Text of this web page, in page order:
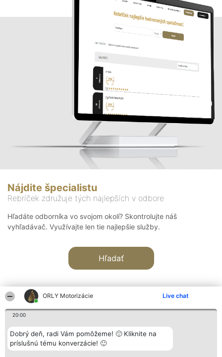
ORLY Motorizácie Live chat
20:00
Dobrý deň, radi Vám pomôžeme! 🙂 Kliknite na
príslušnú tému konverzácie! 🙂
Nájdite špecialistu
Rebríček združuje tých najlepších v odbore
Hľadáte odborníka vo svojom okolí? Skontrolujte náš
vyhľadávač. Využívajte len tie najlepšie služby.
Hľadať
Organizátor hodnotenia
Bright Side Solutions sp. z o.
o. sp. k.
Hodnotenie
Laureáti
Lista
Kontakt
Kontakt